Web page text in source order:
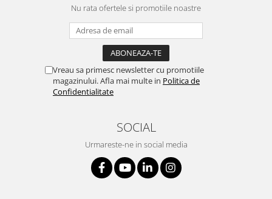
Nu rata ofertele si promotiile noastre
Vreau sa primesc newsletter cu promotiile
magazinului. Afla mai multe in Politica de
Confidentialitate
SOCIAL
Urmareste-ne in social media